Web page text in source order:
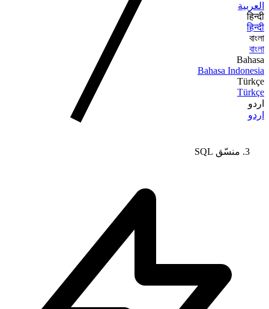
العربية
हिन्दी
हिन्दी
বাংলা
বাংলা
Bahasa
Bahasa Indonesia
Türkçe
Türkçe
اردو
اردو
منسّق SQL